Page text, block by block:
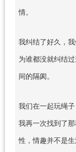
情。
我纠结了好久，
为谁都没就纠结
间的隔阂。
我们在一起玩绳
我再一次找到了
性，情趣并不是生